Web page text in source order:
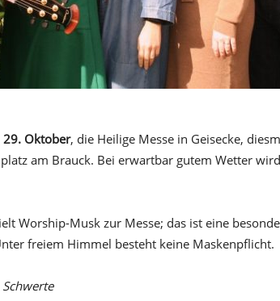
29. Oktober, die Heilige Messe in Geisecke,
am Brauck. Bei erwartbar gutem Wetter
Worship-Musk zur Messe; das ist eine
freiem Himmel besteht keine Maskenpflicht.